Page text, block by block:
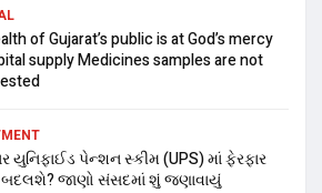
of Gujarat’s public is at God’s mercy
supply Medicines samples are not
યુનિફાઈડ પેન્શન સ્કીમ (UPS) માં ફેરફાર
જાણો સંસદમાં શું જણાવાયું